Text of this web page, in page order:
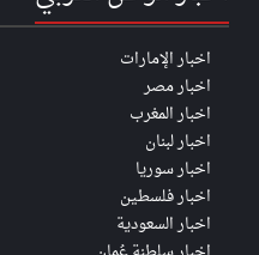
اخبار الإمارات
اخبار مصر
اخبار المغرب
اخبار لبنان
اخبار سوريا
اخبار فلسطين
اخبار السعودية